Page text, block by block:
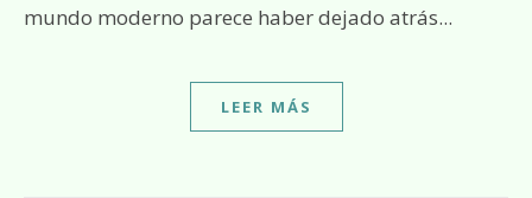
mundo moderno parece haber dejado atrás...
LEER MÁS